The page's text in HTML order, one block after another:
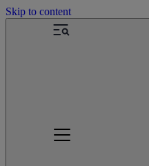
Skip to content